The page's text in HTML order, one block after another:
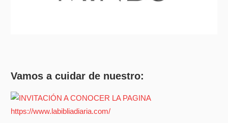
Vamos a cuidar de nuestro: